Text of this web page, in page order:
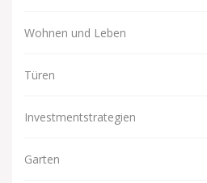
Wohnen und Leben
Türen
Investmentstrategien
Garten